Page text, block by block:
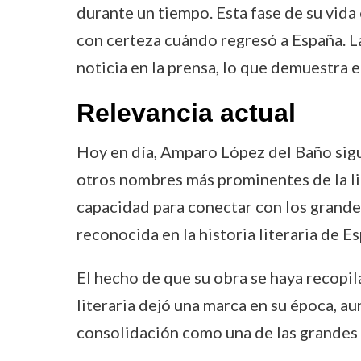
durante un tiempo. Esta fase de su
con certeza cuándo regresó a
noticia en la prensa, lo que demuestra
Relevancia actual
Hoy en día, Amparo López del Baño
otros nombres más prominentes de la
capacidad para conectar con los
reconocida en la historia literaria de
El hecho de que su obra se haya
literaria dejó una marca en su época,
consolidación como una de las